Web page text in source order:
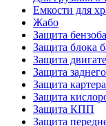
Емкости для
Жабо
Защита
Защита блока
Защита
Защита
Защита
Защита
Защита КПП
Защита